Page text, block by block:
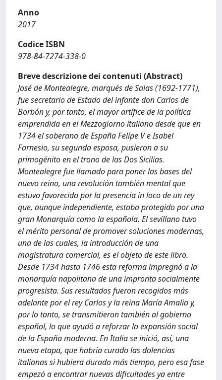
Anno
2017
Codice ISBN
978-84-7274-338-0
Breve descrizione dei contenuti (Abstract)
José de Montealegre, marqués de Salas (1692-1771),
fue secretario de Estado del infante don Carlos de
Borbón y, por tanto, el mayor artífice de la política
emprendida en el Mezzogiorno italiano desde que en
1734 el soberano de España Felipe V e Isabel
Farnesio, su segunda esposa, pusieron a su
primogénito en el trono de las Dos Sicilias.
Montealegre fue llamado para poner las bases del
nuevo reino, una revolución también mental que
estuvo favorecida por la presencia in loco de un rey
que, aunque independiente, estaba protegido por una
gran Monarquía como la española. El sevillano tuvo
el mérito personal de promover soluciones modernas,
una de las cuales, la introducción de una
magistratura comercial, es el objeto de este libro.
Desde 1734 hasta 1746 esta reforma impregnó a la
monarquía napolitana de una impronta socialmente
progresista. Sus resultados fueron recogidos más
adelante por el rey Carlos y la reina María Amalia y,
por lo tanto, se transmitieron también al gobierno
español, lo que ayudó a reforzar la expansión social
de la España moderna. En Italia se inició, así, una
nueva etapa, que habría curado las dolencias
italianas si hubiera durado más tiempo, pero esa fase
empezó a encontrar nuevas dificultades ya entre